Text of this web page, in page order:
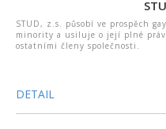
STUD, z.s. působí ve prospěch
minority a usiluje o její plné
ostatními členy společnosti.
DETAIL